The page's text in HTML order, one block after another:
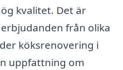
kvalitet. Det är
från olika
köksrenovering i
uppfattning om